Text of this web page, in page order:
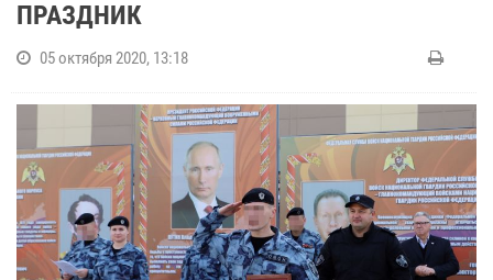
ПРАЗДНИК
05 октября 2020, 13:18